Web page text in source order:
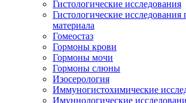
Гистологические исследования
Гистологические
материала
Гомеостаз
Гормоны крови
Гормоны мочи
Гормоны слюны
Изосерология
Иммуногистохимические
Имуннологические